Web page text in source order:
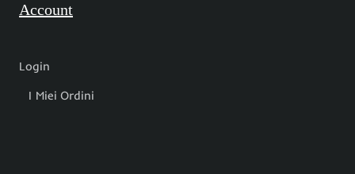
Account
Login
I Miei Ordini